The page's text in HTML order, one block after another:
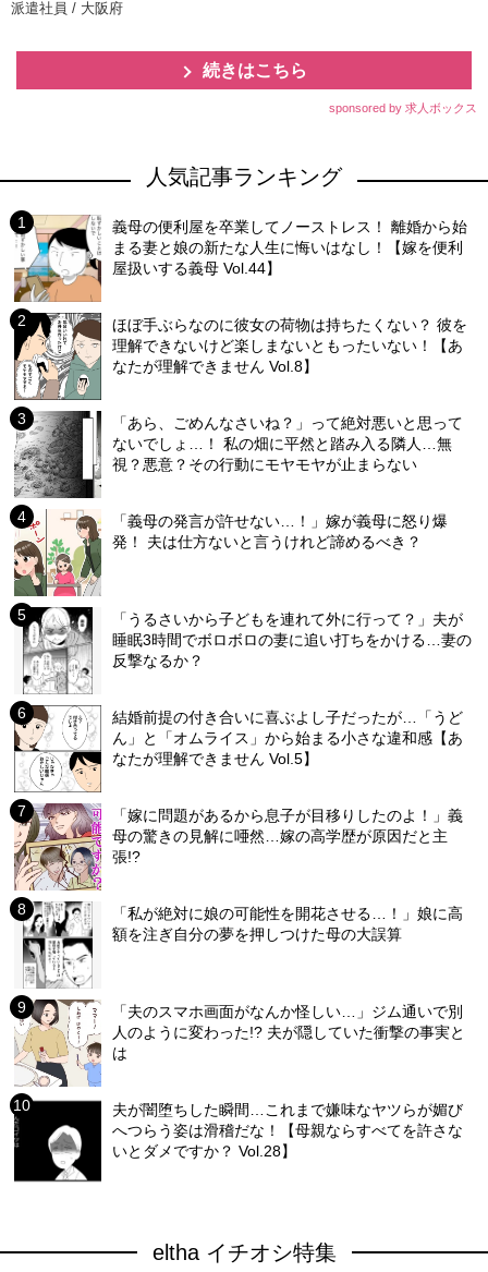
派遣社員 / 大阪府
続きはこちら
sponsored by 求人ボックス
人気記事ランキング
義母の便利屋を卒業してノーストレス！ 離婚から始
まる妻と娘の新たな人生に悔いはなし！【嫁を便利
屋扱いする義母 Vol.44】
ほぼ手ぶらなのに彼女の荷物は持ちたくない？ 彼を
理解できないけど楽しまないともったいない！【あ
なたが理解できません Vol.8】
「あら、ごめんなさいね？」って絶対悪いと思って
ないでしょ…！ 私の畑に平然と踏み入る隣人…無
視？悪意？その行動にモヤモヤが止まらない
「義母の発言が許せない…！」嫁が義母に怒り爆
発！ 夫は仕方ないと言うけれど諦めるべき？
「うるさいから子どもを連れて外に行って？」夫が
睡眠3時間でボロボロの妻に追い打ちをかける…妻の
反撃なるか？
結婚前提の付き合いに喜ぶよし子だったが…「うど
ん」と「オムライス」から始まる小さな違和感【あ
なたが理解できません Vol.5】
「嫁に問題があるから息子が目移りしたのよ！」義
母の驚きの見解に唖然…嫁の高学歴が原因だと主
張!?
「私が絶対に娘の可能性を開花させる…！」娘に高
額を注ぎ自分の夢を押しつけた母の大誤算
「夫のスマホ画面がなんか怪しい…」ジム通いで別
人のように変わった!? 夫が隠していた衝撃の事実と
は
夫が闇堕ちした瞬間…これまで嫌味なヤツらが媚び
へつらう姿は滑稽だな！【母親ならすべてを許さな
いとダメですか？ Vol.28】
eltha イチオシ特集